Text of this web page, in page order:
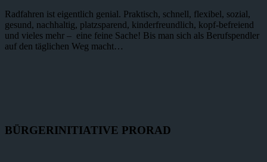
Radfahren ist eigentlich genial. Praktisch, schnell, flexibel, sozial,
gesund, nachhaltig, platzsparend, kinderfreundlich, kopf-befreiend
und vieles mehr – eine feine Sache! Bis man sich als Berufspendler
auf den täglichen Weg macht…
BÜRGERINITIATIVE PRORAD